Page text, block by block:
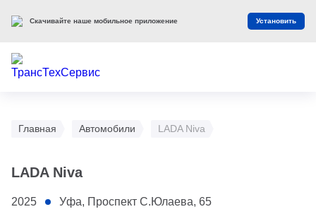
Главная Автомобили LADA Niva
LADA Niva
2025 Уфа, Проспект С.Юлаева, 65
Скачивайте наше мобильное приложение Установить